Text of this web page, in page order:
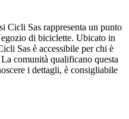
Cicli Sas rappresenta un punto
di biciclette. Ubicato in
Sas è accessibile per chi è
comunità qualificano questa
i dettagli, è consigliabile